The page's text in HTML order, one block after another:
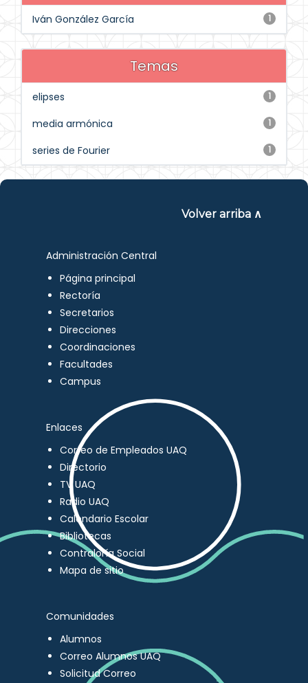
1
Iván González García
Temas
1
elipses
1
media armónica
1
series de Fourier
Volver arriba ∧
Administración Central
Página principal
Rectoría
Secretarios
Direcciones
Coordinaciones
Facultades
Campus
Enlaces
Correo de Empleados UAQ
Directorio
TV UAQ
Radio UAQ
Calendario Escolar
Bibliotecas
Contraloría Social
Mapa de sitio
Comunidades
Alumnos
Correo Alumnos UAQ
Solicitud Correo